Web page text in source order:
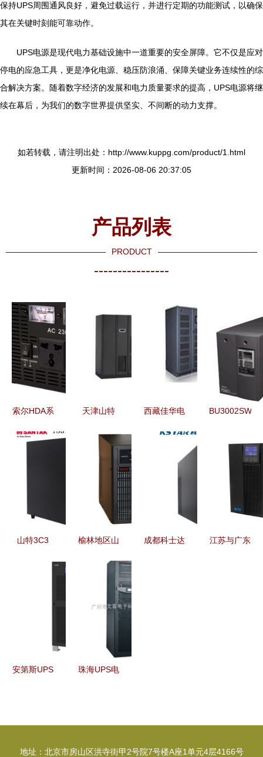
保持UPS周围通风良好，避免过载运行，并进行定期的功能测试，以确保
其在关键时刻能可靠动作。
UPS电源是现代电力基础设施中一道重要的安全屏障。它不仅是应对
停电的应急工具，更是净化电源、稳压防浪涌、保障关键业务连续性的综
合解决方案。随着数字经济的发展和电力质量要求的提高，UPS电源将继
续在幕后，为我们的数字世界提供坚实、不间断的动力支撑。
如若转载，请注明出处：http://www.kuppg.com/product/1.html
更新时间：2026-08-06 20:37:05
产品列表
PRODUCT
----------------
索尔HDA系
天津山特
C6K厂家销
售与北京中
观宏伟科贸
中心服务解
西藏佳华电
BU3002SW
工业级不间
断电源的可
靠守护者
山特3C3
榆林地区山
100KS/100KVA
UPS电源批
靠电力保障
解决方案
成都科士达
江苏与广东
安第斯UPS
珠海UPS电
地址：北京市房山区洪寺街甲2号院7号楼A座1单元4层4166号